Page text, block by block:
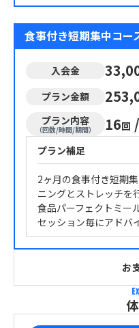
食事付き短期集中コー
入会金
プラン金額
プラン内容
（回数/時間/期間） 16回 /
プラン補足
2ヶ月の食事付き短期
ニングとストレッチを
食品パーフェクトミー
セッション毎にアドバ
お